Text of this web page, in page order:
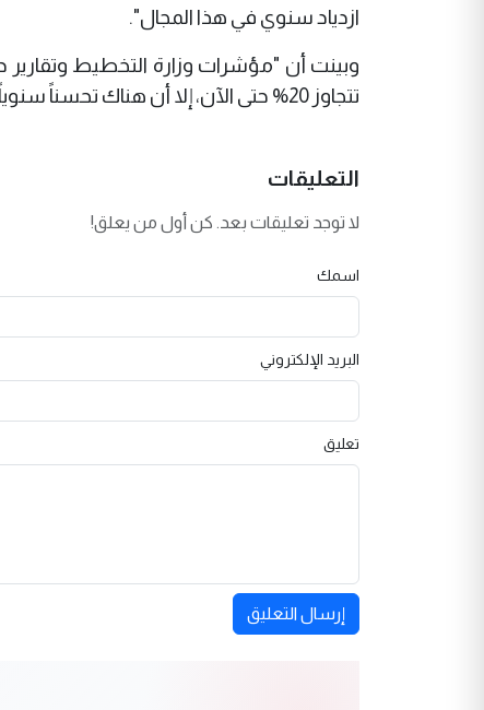
ازدياد سنوي في هذا المجال".
وبينت أن "مؤشرات وزارة التخطيط وتقارير
تتجاوز 20% حتى الآن، إلا أن هناك تحسناً سنوياً يقدر بنحو 5 إلى 7 بالمئة".
التعليقات
لا توجد تعليقات بعد. كن أول من يعلق!
اسمك
البريد الإلكتروني
تعليق
إرسال التعليق